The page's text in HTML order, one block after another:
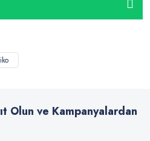
Olun ve Kampanyalardan